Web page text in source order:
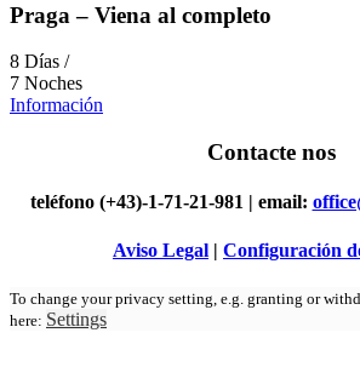
Praga – Viena al completo
8 Días /
7 Noches
Información
Contacte nos
teléfono (+43)-1-71-21-981 | email:
Aviso Legal | Configuración
To change your privacy setting, e.g. granting or
here: Settings